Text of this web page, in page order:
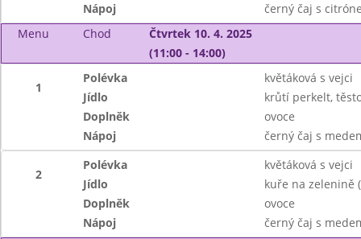
Nápoj
černý čaj s
Menu
Chod
Čtvrtek 10. 4. 2025
(11:00 - 14:00)
1
Polévka
květáková s vejci
Jídlo
krůtí perkelt,
Doplněk
ovoce
Nápoj
černý čaj s
2
Polévka
květáková s vejci
Jídlo
kuře na zelenině
Doplněk
ovoce
Nápoj
černý čaj s